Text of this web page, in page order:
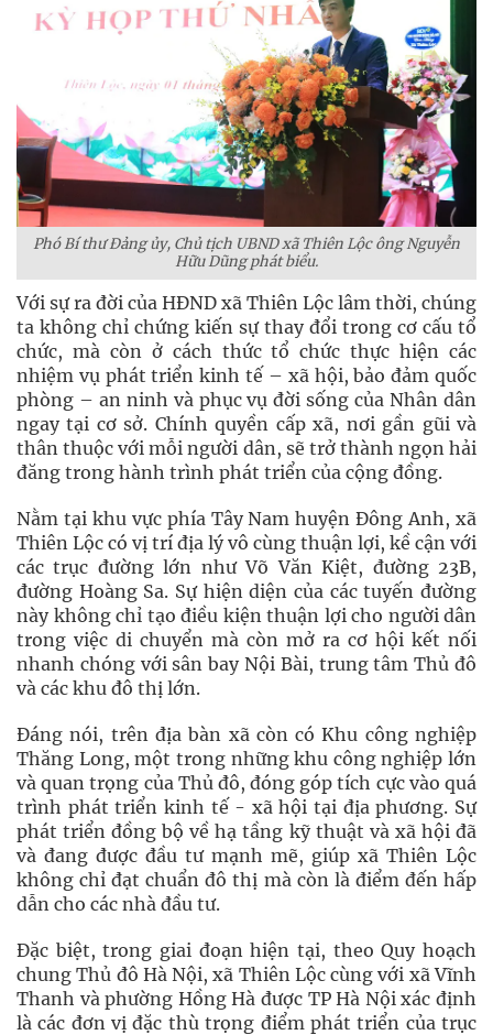
Phó Bí thư Đảng ủy, Chủ tịch UBND xã Thiên Lộc ông Nguyễn
Hữu Dũng phát biểu.
Với sự ra đời của HĐND xã Thiên Lộc lâm thời, chúng
ta không chỉ chứng kiến sự thay đổi trong cơ cấu tổ
chức, mà còn ở cách thức tổ chức thực hiện các
nhiệm vụ phát triển kinh tế – xã hội, bảo đảm quốc
phòng – an ninh và phục vụ đời sống của Nhân dân
ngay tại cơ sở. Chính quyền cấp xã, nơi gần gũi và
thân thuộc với mỗi người dân, sẽ trở thành ngọn hải
đăng trong hành trình phát triển của cộng đồng.
Nằm tại khu vực phía Tây Nam huyện Đông Anh, xã
Thiên Lộc có vị trí địa lý vô cùng thuận lợi, kề cận với
các trục đường lớn như Võ Văn Kiệt, đường 23B,
đường Hoàng Sa. Sự hiện diện của các tuyến đường
này không chỉ tạo điều kiện thuận lợi cho người dân
trong việc di chuyển mà còn mở ra cơ hội kết nối
nhanh chóng với sân bay Nội Bài, trung tâm Thủ đô
và các khu đô thị lớn.
Đáng nói, trên địa bàn xã còn có Khu công nghiệp
Thăng Long, một trong những khu công nghiệp lớn
và quan trọng của Thủ đô, đóng góp tích cực vào quá
trình phát triển kinh tế - xã hội tại địa phương. Sự
phát triển đồng bộ về hạ tầng kỹ thuật và xã hội đã
và đang được đầu tư mạnh mẽ, giúp xã Thiên Lộc
không chỉ đạt chuẩn đô thị mà còn là điểm đến hấp
dẫn cho các nhà đầu tư.
Đặc biệt, trong giai đoạn hiện tại, theo Quy hoạch
chung Thủ đô Hà Nội, xã Thiên Lộc cùng với xã Vĩnh
Thanh và phường Hồng Hà được TP Hà Nội xác định
là các đơn vị đặc thù trọng điểm phát triển của trục